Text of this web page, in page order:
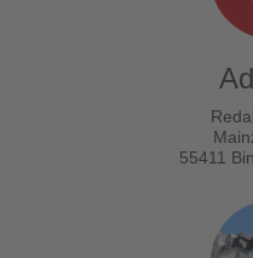
55411